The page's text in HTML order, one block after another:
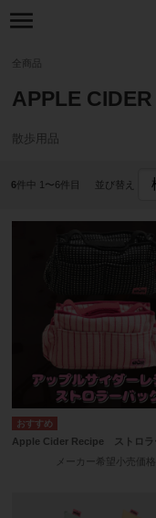
全商品
APPLE
散歩用品
6件中 1〜6件目 並び替え
Apple Cider Recipe ストロラ
メーカー希望小売価格